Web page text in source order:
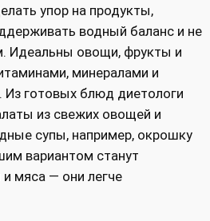
упор на продукты,
водный баланс и не
Идеальны овощи, фрукты и
минералами и
готовых блюд диетологи
из свежих овощей и
супы, например, окрошку
вариантом станут
мяса — они легче